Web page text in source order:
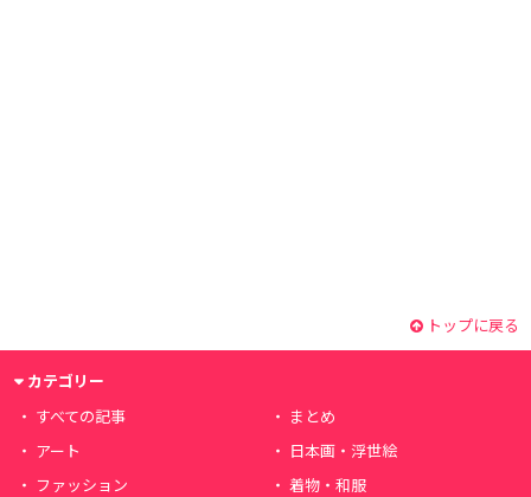
トップに戻る
カテゴリー
すべての記事
まとめ
アート
日本画・浮世絵
ファッション
着物・和服